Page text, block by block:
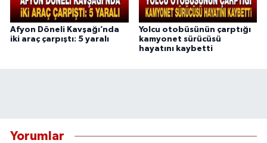
Afyon Döneli Kavşağı’nda
iki araç çarpıştı: 5 yaralı
Yolcu otobüsünün çarptığı
kamyonet sürücüsü
hayatını kaybetti
Yorumlar